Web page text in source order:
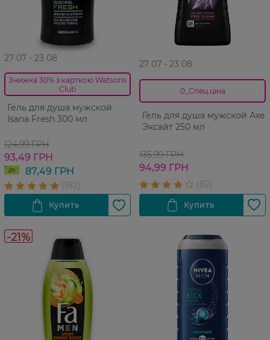
27 07 - 23 08
Знижка 30% з карткою Watsons
Club
Гель для душа мужской
Isana Fresh 300 мл
124,99 ГРН
93,49 ГРН
87,49 ГРН
27 07 - 23 08
0_Спец.ціна
Гель для душа мужской Аxe
Эксайт 250 мл
135,99 ГРН
94,99 ГРН
-21%